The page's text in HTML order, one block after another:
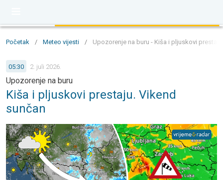
Početak / Meteo vijesti / Upozorenje na buru - Kiša i pljuskovi
05:30 2. juli 2026.
Upozorenje na buru
Kiša i pljuskovi prestaju. Vikend
sunčan